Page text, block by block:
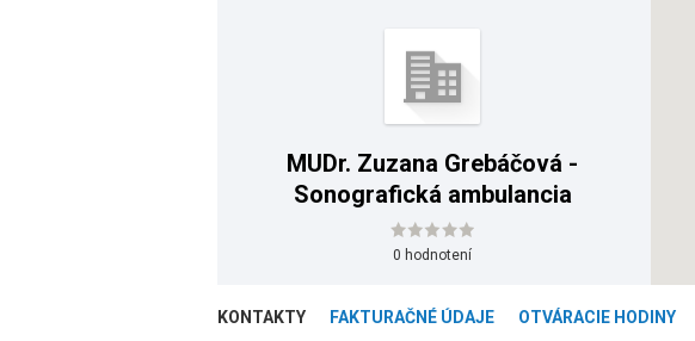
MUDr. Zuzana Grebáčová -
Sonografická ambulancia
0 hodnotení
KONTAKTY FAKTURAČNÉ ÚDAJE OTVÁRACIE HODINY